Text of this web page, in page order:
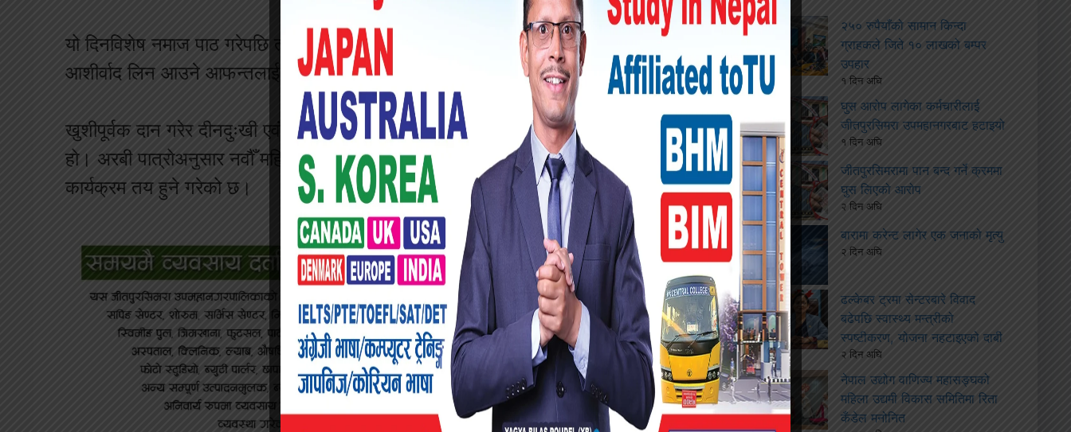
यो दिनविशेष नमाज पाठ गरेपछि तीन दिनसम्म आफूभन्दा ठूलाबडाकहाँ गएर आशीर्वाद लिइन्छ।
आशीर्वाद लिन आउने आफन्तलाई सेवई, खजुरलगायत मीठा खानेकुरा खान दिने चलन छ।
खुशीपूर्वक दान गरेर दीनदुःखी एवं गरीबलाई बाँडिने भएकाले यो पर्वलाई इद उल फित्र भनिएको
हो। अरबी पात्रोअनुसार नवौँ महिनाको अन्तिम दिन चन्द्रमा देखिएपछि इद उल फित्र मनाउने
कार्यक्रम तय हुने गरेको छ।
२५० रुपैयाँको सामान किन्दा
ग्राहकले जिते १० लाखको बम्पर
उपहार
१ दिन अघि
घुस आरोप लागेका कर्मचारीलाई
जीतपुरसिमरा उपमहानगरबाट हटाइयो
१ दिन अघि
जीतपुरसिमरामा पान बन्द गर्ने क्रममा
घुस लिएको आरोप
२ दिन अघि
बारामा करेन्ट लागेर एक जनाको मृत्यु
२ दिन अघि
ढल्केबर ट्रमा सेन्टरबारे विवाद
बढेपछि स्वास्थ्य मन्त्रीको
स्पष्टीकरण, योजना नहटाइएको दाबी
२ दिन अघि
नेपाल उद्योग वाणिज्य महासङ्घको
महिला उद्यमी विकास समितिमा रिता
कँडेल मनोनित